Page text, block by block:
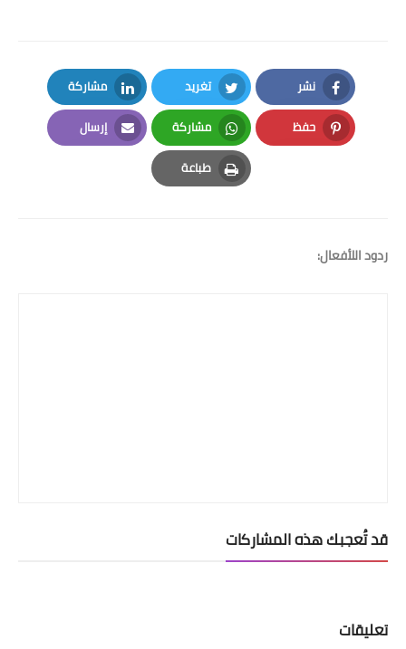
نشر
Facebook
تغريد
Twitter
مشاركة
LinkedIn
حفظ
Pinterest
مشاركة
Whatsapp
إرسال
Email
طباعة
Print
ردود اللأفعال:
قد تُعجبك هذه المشاركات
تعليقات